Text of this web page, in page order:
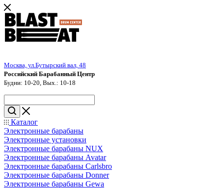
Москва, ул.Бутырский вал, 48
Российский Барабанный Центр
Будни: 10-20, Вых.: 10-18
Каталог
Электронные барабаны
Электронные установки
Электронные барабаны NUX
Электронные барабаны Avatar
Электронные барабаны Carlsbro
Электронные барабаны Donner
Электронные барабаны Gewa